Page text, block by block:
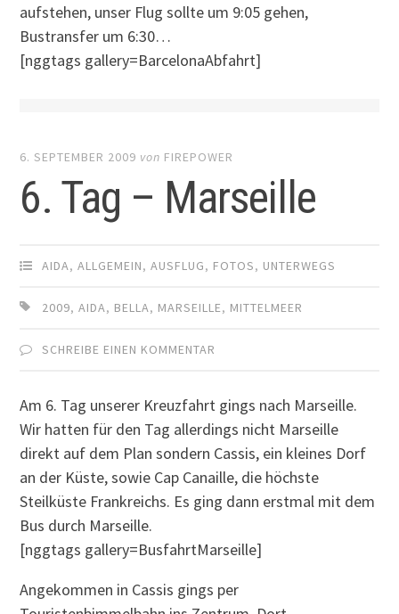
aufstehen, unser Flug sollte um 9:05 gehen,
Bustransfer um 6:30…
[nggtags gallery=BarcelonaAbfahrt]
6. SEPTEMBER 2009 von FIREPOWER
6. Tag – Marseille
AIDA,ALLGEMEIN,AUSFLUG, FOTOS, UNTERWEGS
2009,AIDA, BELLA, MARSEILLE, MITTELMEER
SCHREIBE EINEN KOMMENTAR
Am 6. Tag unserer Kreuzfahrt gings nach Marseille.
Wir hatten für den Tag allerdings nicht Marseille
direkt auf dem Plan sondern Cassis, ein kleines Dorf
an der Küste, sowie Cap Canaille, die höchste
Steilküste Frankreichs. Es ging dann erstmal mit dem
Bus durch Marseille.
[nggtags gallery=BusfahrtMarseille]
Angekommen in Cassis gings per